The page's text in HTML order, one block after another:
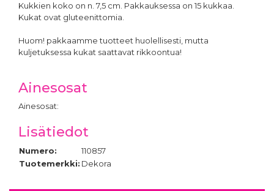
Kukkien koko on n. 7,5 cm. Pakkauksessa on 15 kukkaa.
Kukat ovat gluteenittomia.
Huom! pakkaamme tuotteet huolellisesti, mutta
kuljetuksessa kukat saattavat rikkoontua!
Ainesosat
Ainesosat:
Lisätiedot
Numero:
110857
Tuotemerkki: Dekora